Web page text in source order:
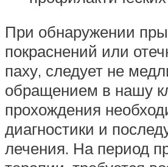
При обнаружении
покраснений или
паху, следует не
обращением в нашу
прохождения
диагностики и
лечения. На период